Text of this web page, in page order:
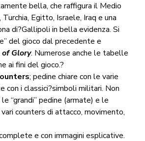
bella, che raffigura il Medio
Turchia, Egitto, Israele, Iraq e una
di?Gallipoli in bella evidenza. Si
del gioco dal precedente e
of Glory. Numerose anche le tabelle
ai fini del gioco.?
; pedine chiare con le varie
con i classici?simboli militari. Non
“grandi” pedine (armate) e le
vari counters di attacco, movimento,
e con immagini esplicative.